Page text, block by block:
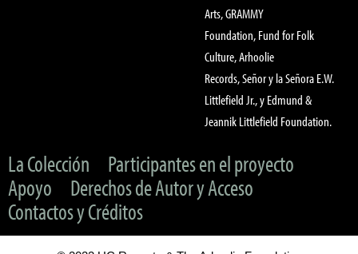
Arts, GRAMMY
Foundation, Fund for Folk
Culture, Arhoolie
Records, Señor y la Señora E.W.
Littlefield Jr., y Edmund &
Jeannik Littlefield Foundation.
La Colección
Participantes en el proyecto
Apoyo
Derechos de Autor y Acceso
Contactos y Créditos